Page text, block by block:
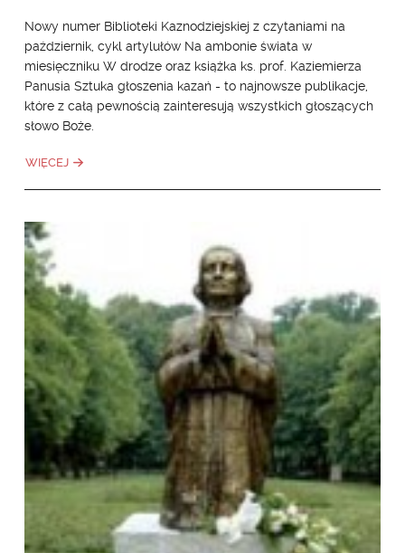
Nowy numer Biblioteki Kaznodziejskiej z czytaniami na
październik, cykl artylułów Na ambonie świata w
miesięczniku W drodze oraz książka ks. prof. Kaziemierza
Panusia Sztuka głoszenia kazań - to najnowsze publikacje,
które z całą pewnością zainteresują wszystkich głoszących
słowo Boże.
WIĘCEJ